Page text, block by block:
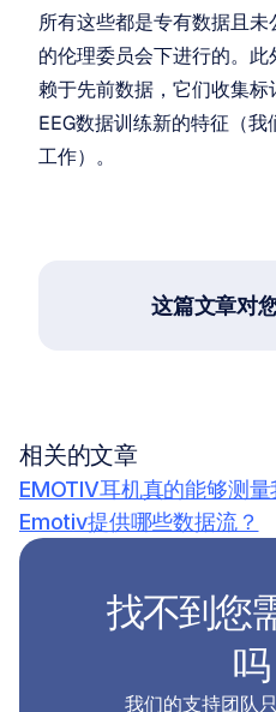
所有这些都是专有数据且
的伦理委员会下进行的。
赖于先前数据，它们收集
EEG数据训练新的特征（
工作）。
这篇文章对
相关的文章
EMOTIV耳机真的能够测
Emotiv提供哪些数据流？
找不到您
吗
我们的支持团队